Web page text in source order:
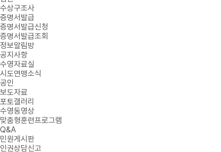
수상구조사
증명서발급
증명서발급신청
증명서발급조회
정보알림방
공지사항
수영자료실
시도연맹소식
공인
보도자료
포토갤러리
수영동영상
맞춤형훈련프로그램
Q&A
민원게시판
인권상담신고